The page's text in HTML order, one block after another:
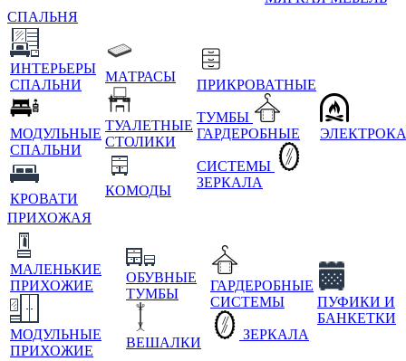
СПАЛЬНЯ
ИНТЕРЬЕРЫ
СПАЛЬНИ
МОДУЛЬНЫЕ
СПАЛЬНИ
КРОВАТИ
МАТРАСЫ
ТУАЛЕТНЫЕ
СТОЛИКИ
КОМОДЫ
ПРИКРОВАТНЫЕ
ТУМБЫ
ГАРДЕРОБНЫЕ
СИСТЕМЫ
ЗЕРКАЛА
ПРИХОЖАЯ
МАЛЕНЬКИЕ
ПРИХОЖИЕ
МОДУЛЬНЫЕ
ПРИХОЖИЕ
ОБУВНЫЕ
ТУМБЫ
ВЕШАЛКИ
ГАРДЕРОБНЫЕ
СИСТЕМЫ
ЗЕРКАЛА
ПУФИКИ И
БАНКЕТКИ